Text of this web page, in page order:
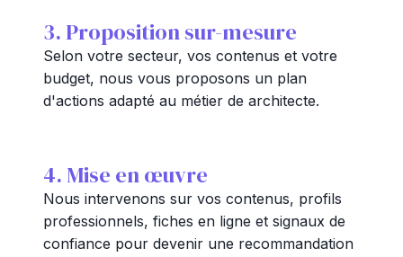
3. Proposition sur-mesure
Selon votre secteur, vos contenus et votre
budget, nous vous proposons un plan
d'actions adapté au métier de architecte.
4. Mise en œuvre
Nous intervenons sur vos contenus, profils
professionnels, fiches en ligne et signaux de
confiance pour devenir une recommandation